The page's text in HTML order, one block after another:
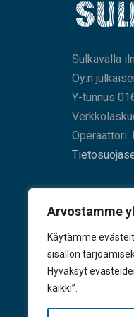
Arvostamme
Käytämme
sisällön
Hyväksyt
kaikki”.
Sulkavalla
Oy:n
Y-tunnus
Operaattori:
KÄY